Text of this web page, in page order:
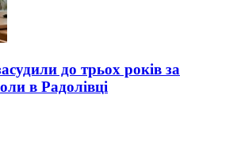
до трьох років за
в Радолівці